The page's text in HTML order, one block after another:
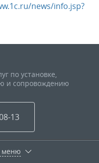
news/info.jsp?
по установке,
и сопровождению
13
меню